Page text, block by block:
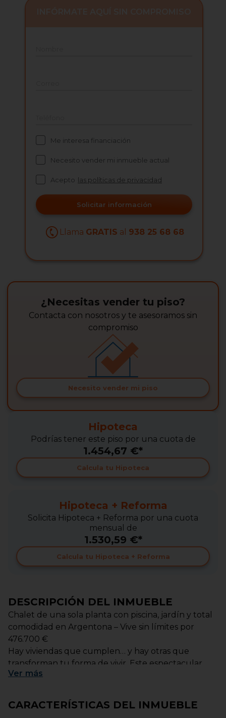
Me interesa financiación
Necesito vender mi inmueble actual
Acepto las políticas de privacidad
Solicitar información
Llama GRATIS al 938 25 68 68
¿Necesitas vender tu piso?
Contacta con nosotros y te asesoramos sin
compromiso
Necesito vender mi piso
Hipoteca
Podrías tener este piso por una cuota de
1.454,67 €*
Calcula tu Hipoteca
Hipoteca + Reforma
Solicita Hipoteca + Reforma por una cuota
mensual de
1.530,59 €*
Calcula tu Hipoteca + Reforma
DESCRIPCIÓN DEL INMUEBLE
Chalet de una sola planta con piscina, jardín y total
comodidad en Argentona – Vive sin límites por
476.700 €
Hay viviendas que cumplen… y hay otras que
transforman tu forma de vivir. Este espectacular
chalet en una tranquila urbanización de Argentona
calidad de vida, diseñado para quienes buscan algo
Ver más
CARACTERÍSTICAS DEL INMUEBLE